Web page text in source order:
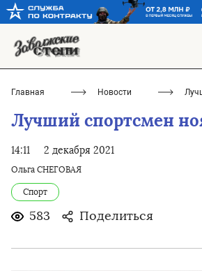
Главная Новости
Лучший спортсмен
14:11 2 декабря 2021
Ольга СНЕГОВАЯ
Спорт
583 Поделиться